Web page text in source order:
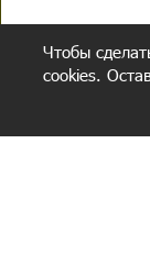
Чтобы
cookies.